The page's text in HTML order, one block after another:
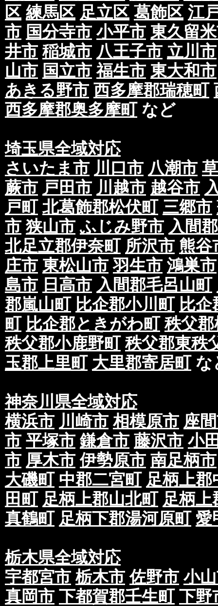
区 練馬区 足立区 葛飾区 江
市 国分寺市 小平市 東久留
井市 稲城市 八王子市 立川市
山市 国立市 福生市 東大和市
あきる野市 西多摩郡瑞穂町
西多摩郡奥多摩町など
埼玉県全域対応
さいたま市 川口市 八潮市
蕨市 戸田市 川越市 越谷市
戸町 北葛飾郡松伏町 三郷市
市 狭山市 ふじみ野市 入間
北足立郡伊奈町 所沢市 熊谷
庄市 東松山市 羽生市 鴻巣市
島市 日高市 入間郡毛呂山町
郡嵐山町 比企郡小川町 比
町 比企郡ときがわ町 秩父
秩父郡小鹿野町 秩父郡東秩
玉郡上里町 大里郡寄居町な
神奈川県全域対応
横浜市 川崎市 相模原市 座
市 平塚市 鎌倉市 藤沢市 小
市 厚木市 伊勢原市 南足柄市
大磯町 中郡二宮町 足柄上郡
田町 足柄上郡山北町 足柄上
真鶴町 足柄下郡湯河原町 愛
栃木県全域対応
宇都宮市 栃木市 佐野市 小
真岡市 下都賀郡壬生町 下野